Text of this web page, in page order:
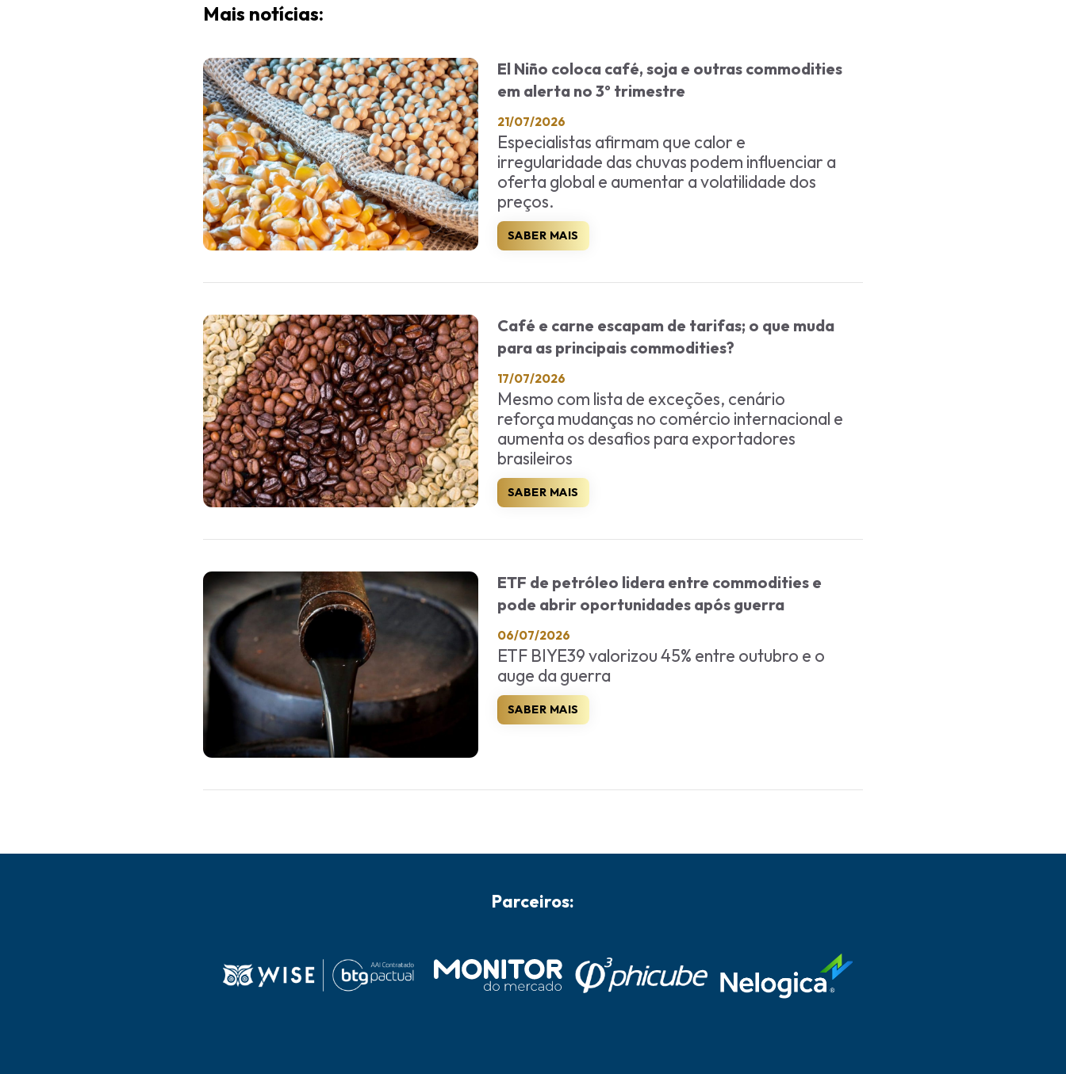
Mais notícias:
El Niño coloca café, soja e outras commodities
em alerta no 3º trimestre
21/07/2026
Especialistas afirmam que calor e
irregularidade das chuvas podem influenciar a
oferta global e aumentar a volatilidade dos
preços.
SABER MAIS
Café e carne escapam de tarifas; o que muda
para as principais commodities?
17/07/2026
Mesmo com lista de exceções, cenário
reforça mudanças no comércio internacional e
aumenta os desafios para exportadores
brasileiros
SABER MAIS
ETF de petróleo lidera entre commodities e
pode abrir oportunidades após guerra
06/07/2026
ETF BIYE39 valorizou 45% entre outubro e o
auge da guerra
SABER MAIS
Parceiros: